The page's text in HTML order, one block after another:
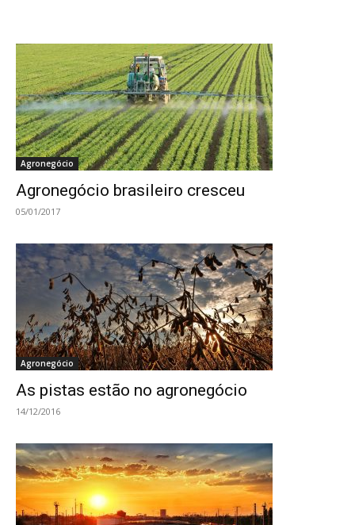
Agronegócio
Agronegócio brasileiro cresceu
05/01/2017
Agronegócio
As pistas estão no agronegócio
14/12/2016